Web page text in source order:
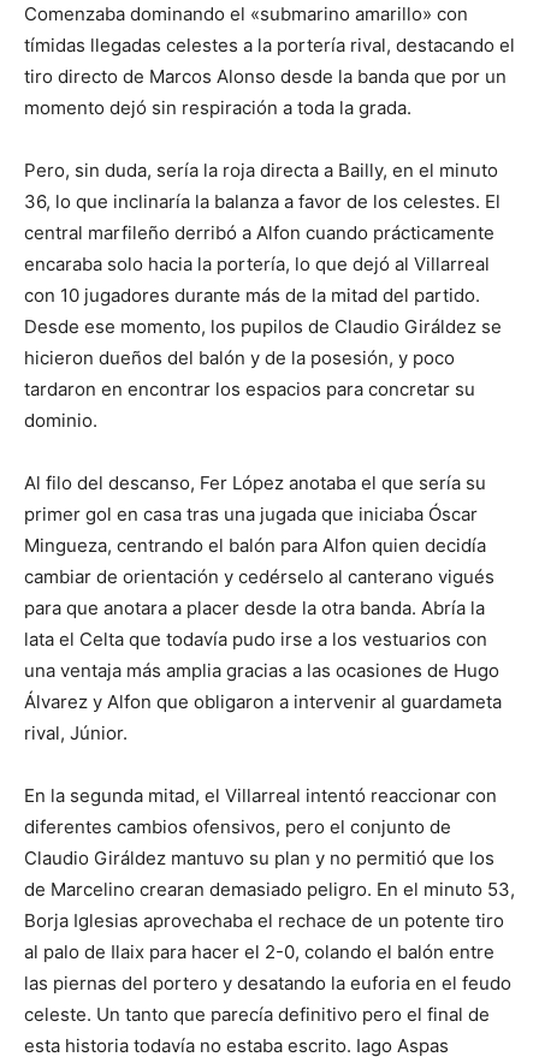
Comenzaba dominando el «submarino amarillo» con
tímidas llegadas celestes a la portería rival, destacando el
tiro directo de Marcos Alonso desde la banda que por un
momento dejó sin respiración a toda la grada.
Pero, sin duda, sería la roja directa a Bailly, en el minuto
36, lo que inclinaría la balanza a favor de los celestes. El
central marfileño derribó a Alfon cuando prácticamente
encaraba solo hacia la portería, lo que dejó al Villarreal
con 10 jugadores durante más de la mitad del partido.
Desde ese momento, los pupilos de Claudio Giráldez se
hicieron dueños del balón y de la posesión, y poco
tardaron en encontrar los espacios para concretar su
dominio.
Al filo del descanso, Fer López anotaba el que sería su
primer gol en casa tras una jugada que iniciaba Óscar
Mingueza, centrando el balón para Alfon quien decidía
cambiar de orientación y cedérselo al canterano vigués
para que anotara a placer desde la otra banda. Abría la
lata el Celta que todavía pudo irse a los vestuarios con
una ventaja más amplia gracias a las ocasiones de Hugo
Álvarez y Alfon que obligaron a intervenir al guardameta
rival, Júnior.
En la segunda mitad, el Villarreal intentó reaccionar con
diferentes cambios ofensivos, pero el conjunto de
Claudio Giráldez mantuvo su plan y no permitió que los
de Marcelino crearan demasiado peligro. En el minuto 53,
Borja Iglesias aprovechaba el rechace de un potente tiro
al palo de Ilaix para hacer el 2-0, colando el balón entre
las piernas del portero y desatando la euforia en el feudo
celeste. Un tanto que parecía definitivo pero el final de
esta historia todavía no estaba escrito. Iago Aspas